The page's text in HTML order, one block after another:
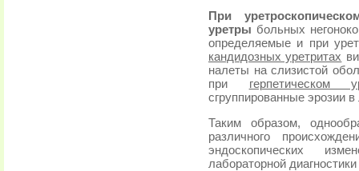
При
уретры больных
определяемые и при
кандидозных уретритах
налеты на слизистой
при герпетическом
сгруппированные эрозии
Таким образом,
различного
эндоскопических
лабораторной